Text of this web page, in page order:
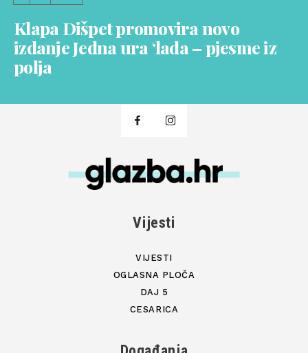
Klapa Dišpet promovira novo
izdanje Jedna ura ‘lada – pjesme iz
polja
Vijesti
VIJESTI
OGLASNA PLOČA
DAJ 5
CESARICA